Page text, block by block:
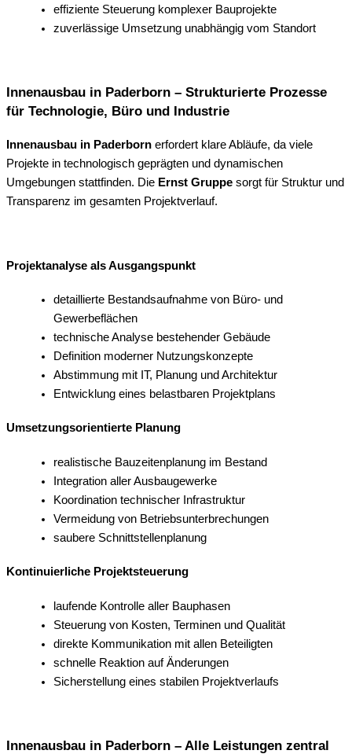
effiziente Steuerung komplexer Bauprojekte
zuverlässige Umsetzung unabhängig vom Standort
Innenausbau in Paderborn – Strukturierte Prozesse
für Technologie, Büro und Industrie
Innenausbau in Paderborn erfordert klare Abläufe, da viele
Projekte in technologisch geprägten und dynamischen
Umgebungen stattfinden. Die Ernst Gruppe sorgt für Struktur und
Transparenz im gesamten Projektverlauf.
Projektanalyse als Ausgangspunkt
detaillierte Bestandsaufnahme von Büro- und
Gewerbeflächen
technische Analyse bestehender Gebäude
Definition moderner Nutzungskonzepte
Abstimmung mit IT, Planung und Architektur
Entwicklung eines belastbaren Projektplans
Umsetzungsorientierte Planung
realistische Bauzeitenplanung im Bestand
Integration aller Ausbaugewerke
Koordination technischer Infrastruktur
Vermeidung von Betriebsunterbrechungen
saubere Schnittstellenplanung
Kontinuierliche Projektsteuerung
laufende Kontrolle aller Bauphasen
Steuerung von Kosten, Terminen und Qualität
direkte Kommunikation mit allen Beteiligten
schnelle Reaktion auf Änderungen
Sicherstellung eines stabilen Projektverlaufs
Innenausbau in Paderborn – Alle Leistungen zentral